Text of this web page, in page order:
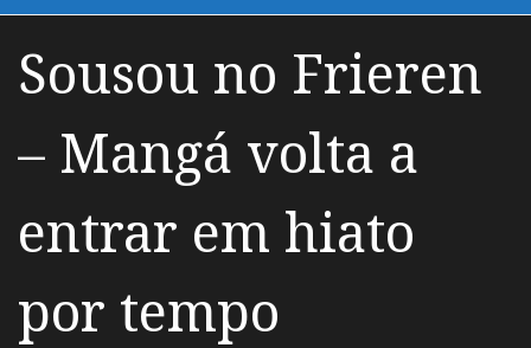
Sousou no Frieren
– Mangá volta a
entrar em hiato
por tempo